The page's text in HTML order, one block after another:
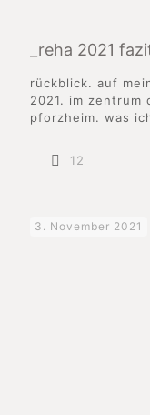
_reha 2021
rückblick. auf
2021. im
pforzheim. was
12
3. November 2021